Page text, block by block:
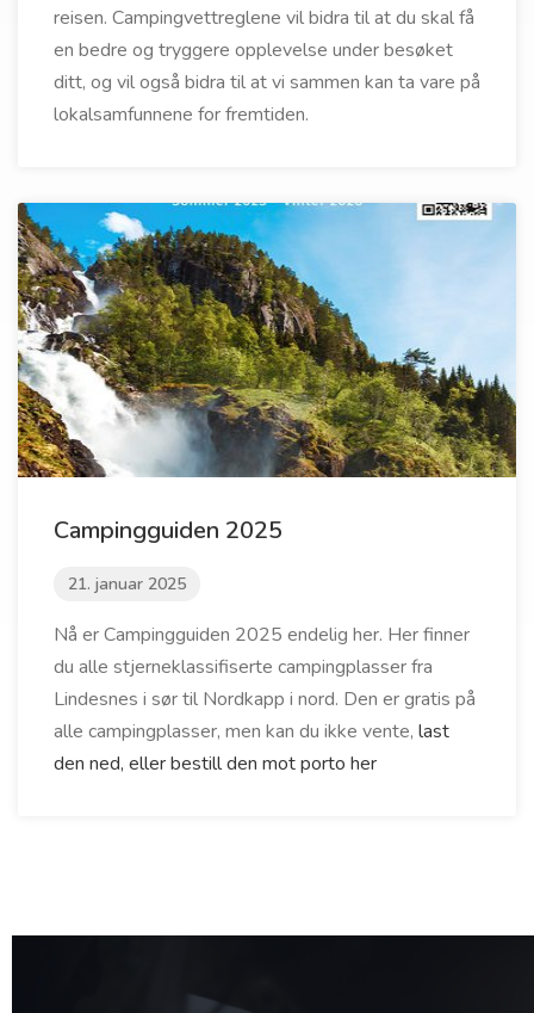
reisen. Campingvettreglene vil bidra til at du skal få
en bedre og tryggere opplevelse under besøket
ditt, og vil også bidra til at vi sammen kan ta vare på
lokalsamfunnene for fremtiden.
Campingguiden 2025
21. januar 2025
Nå er Campingguiden 2025 endelig her. Her finner
du alle stjerneklassifiserte campingplasser fra
Lindesnes i sør til Nordkapp i nord. Den er gratis på
alle campingplasser, men kan du ikke vente, last
den ned, eller bestill den mot porto her